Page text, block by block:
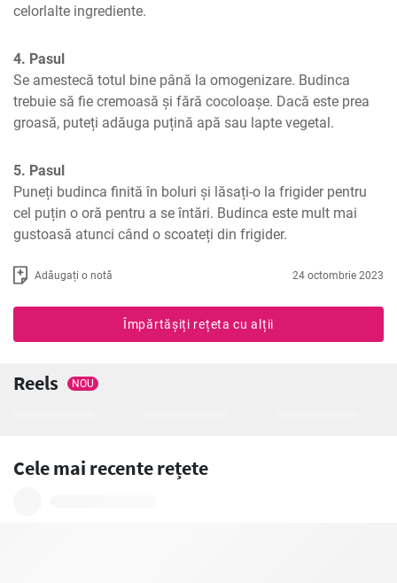
celorlalte ingrediente.
4. Pasul
Se amestecă totul bine până la omogenizare. Budinca
trebuie să fie cremoasă și fără cocoloașe. Dacă este prea
groasă, puteți adăuga puțină apă sau lapte vegetal.
5. Pasul
Puneți budinca finită în boluri și lăsați-o la frigider pentru
cel puțin o oră pentru a se întări. Budinca este mult mai
gustoasă atunci când o scoateți din frigider.
Adăugați o notă 24 octombrie 2023
Împărtășiți rețeta cu alții
Reels NOU
Cele mai recente rețete